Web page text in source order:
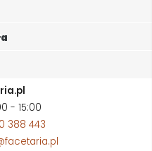
- 15:00
388 443